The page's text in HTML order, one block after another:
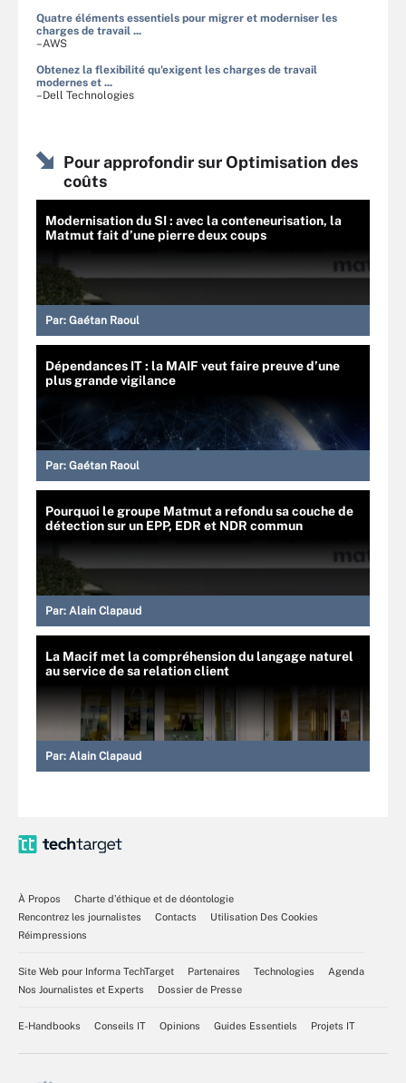
Quatre éléments essentiels pour migrer et moderniser les
charges de travail ...
–AWS
Obtenez la flexibilité qu'exigent les charges de travail
modernes et ...
–Dell Technologies
Pour approfondir sur Optimisation des
coûts
Modernisation du SI : avec la conteneurisation, la
Matmut fait d’une pierre deux coups
Par: Gaétan Raoul
Dépendances IT : la MAIF veut faire preuve d’une
plus grande vigilance
Par: Gaétan Raoul
Pourquoi le groupe Matmut a refondu sa couche de
détection sur un EPP, EDR et NDR commun
Par: Alain Clapaud
La Macif met la compréhension du langage naturel
au service de sa relation client
Par: Alain Clapaud
À Propos
Charte d’éthique et de déontologie
Rencontrez les journalistes
Contacts
Utilisation Des Cookies
Réimpressions
Site Web pour Informa TechTarget Partenaires Technologies
Agenda
Nos Journalistes et Experts
Dossier de Presse
E-Handbooks Conseils IT Opinions Guides Essentiels Projets IT